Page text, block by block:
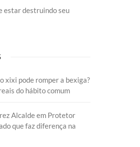
estar destruindo seu
xixi pode romper a bexiga?
do hábito comum
Alcaldeem Protetor
que faz diferença na